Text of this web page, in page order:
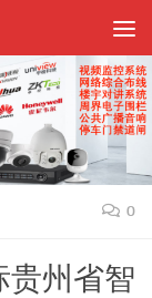
0
贵州省智